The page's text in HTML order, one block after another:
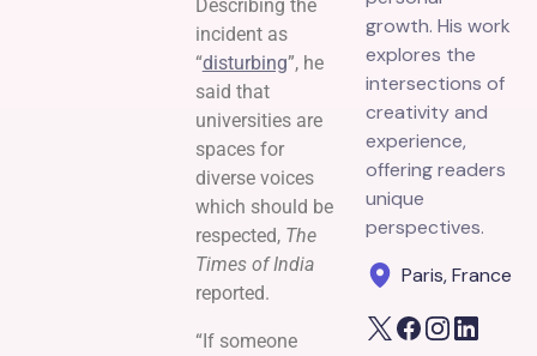
Describing the
incident as
“disturbing”, he
said that
universities are
spaces for
diverse voices
which should be
respected, The
Times of India
reported.
“If someone
growth. His work
explores the
intersections of
creativity and
experience,
offering readers
unique
perspectives.
Paris, France